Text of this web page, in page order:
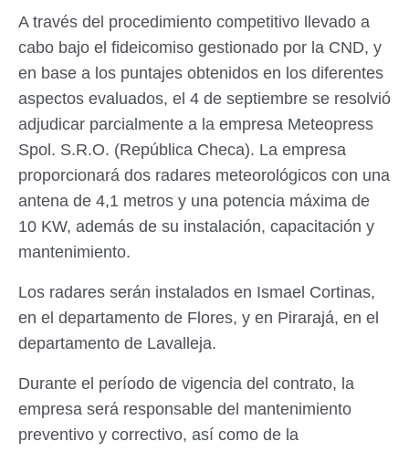
A través del procedimiento competitivo llevado a
cabo bajo el fideicomiso gestionado por la CND, y
en base a los puntajes obtenidos en los diferentes
aspectos evaluados, el 4 de septiembre se resolvió
adjudicar parcialmente a la empresa Meteopress
Spol. S.R.O. (República Checa). La empresa
proporcionará dos radares meteorológicos con una
antena de 4,1 metros y una potencia máxima de
10 KW, además de su instalación, capacitación y
mantenimiento.
Los radares serán instalados en Ismael Cortinas,
en el departamento de Flores, y en Pirarajá, en el
departamento de Lavalleja.
Durante el período de vigencia del contrato, la
empresa será responsable del mantenimiento
preventivo y correctivo, así como de la